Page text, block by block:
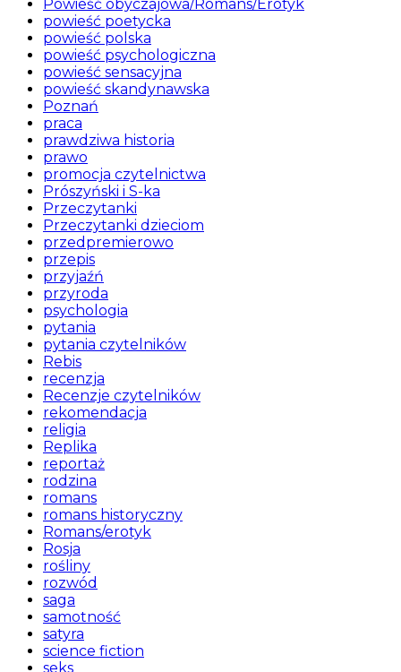
Powieść obyczajowa/Romans/Erotyk
powieść poetycka
powieść polska
powieść psychologiczna
powieść sensacyjna
powieść skandynawska
Poznań
praca
prawdziwa historia
prawo
promocja czytelnictwa
Prószyński i S-ka
Przeczytanki
Przeczytanki dzieciom
przedpremierowo
przepis
przyjaźń
przyroda
psychologia
pytania
pytania czytelników
Rebis
recenzja
Recenzje czytelników
rekomendacja
religia
Replika
reportaż
rodzina
romans
romans historyczny
Romans/erotyk
Rosja
rośliny
rozwód
saga
samotność
satyra
science fiction
seks